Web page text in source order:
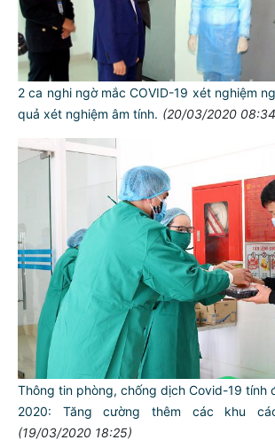
2 ca nghi ngờ mắc COVID-19 xét nghiệm
quả xét nghiệm âm tính. (20/03/2020
Thông tin phòng, chống dịch Covid-19 tính
2020: Tăng cường thêm các khu
(19/03/2020 18:25)